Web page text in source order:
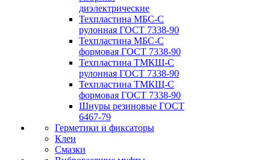
диэлектрические
Техпластина МБС-С
рулонная ГОСТ 7338-90
Техпластина МБС-С
формовая ГОСТ 7338-90
Техпластина ТМКЩ-С
рулонная ГОСТ 7338-90
Техпластина ТМКЩ-С
формовая ГОСТ 7338-90
Шнуры резиновые ГОСТ
6467-79
Герметики и фиксаторы
Клеи
Смазки